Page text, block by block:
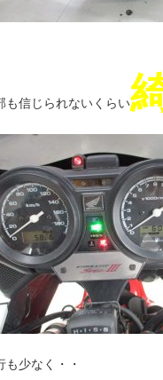
も信じられないくらい
も少なく・・